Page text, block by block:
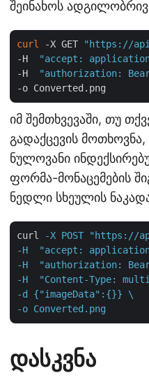
შეინახოს ადგილობრივ
curl -X GET
"https://
-H
"accept:
-H
"authorization:
იმ შემთხვევაში, თუ
გადაქცევის
ნულოვანი
ფორმა-მონაცემების
ნედლი სხეულის
curl
-X POST "https://
-H  "accept:
-H  "authorization:
-H  "Content-Type:
-d {"imageData":{}} \
-o Converted.png
დასკვნა